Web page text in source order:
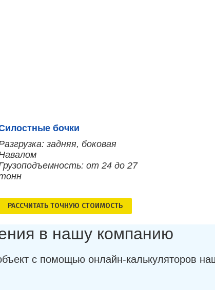
бочки
задняя, боковая
от 24 до 27
РАСCЧИТАТЬ ТОЧНУЮ СТОИМОСТЬ
в нашу компанию
с помощью онлайн-калькуляторов